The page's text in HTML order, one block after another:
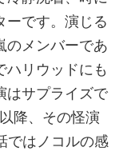
ーです。演じる
のメンバーであ
ハリウッドにも
はサプライズで
降、その怪演
ではノコルの感